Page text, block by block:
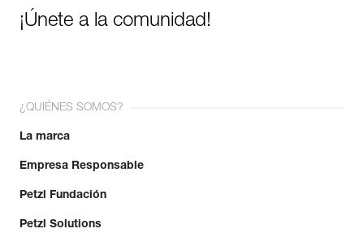
¡Únete a la comunidad!
¿QUIÉNES SOMOS?
La marca
Empresa Responsable
Petzl Fundación
Petzl Solutions